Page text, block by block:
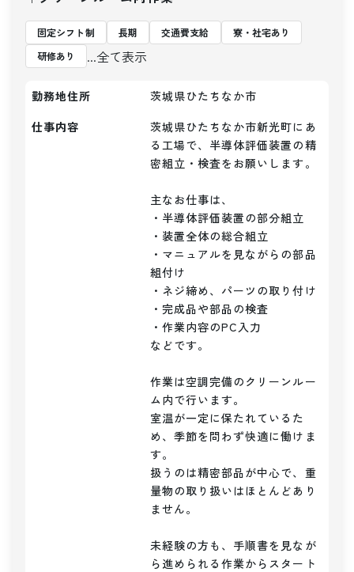
固定シフト制 長期 交通費支給
寮・社宅あり
研修あり
...全て表示
勤務地住所
茨城県ひたちなか市
仕事内容
茨城県ひたちなか市新光町にあ
る工場で、半導体評価装置の精
密組立・検査をお願いします。
主なお仕事は、
・半導体評価装置の部分組立
・装置全体の総合組立
・マニュアルを見ながらの部品
組付け
・ネジ締め、パーツの取り付け
・完成品や部品の検査
・作業内容のPC入力
などです。
作業は空調完備のクリーンルー
ム内で行います。
室温が一定に保たれているた
め、季節を問わず快適に働けま
す。
扱うのは精密部品が中心で、重
量物の取り扱いはほとんどあり
ません。
未経験の方も、手順書を見なが
ら進められる作業からスタート